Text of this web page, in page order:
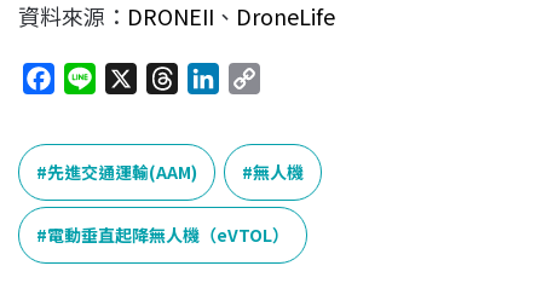
資料來源： DRONEII 、 DroneLife
c
e
b
o
o
n
e
r
e
a
d
s
k
e
d
I
p
y
L
i
n
先進交通運輸(AAM) 無人機
電動垂直起降無人機（eVTOL）